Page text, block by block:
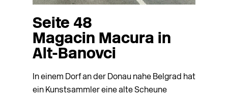
Seite 48
Magacin Macura in
Alt-Banovci
In einem Dorf an der Donau nahe Belgrad hat
ein Kunstsammler eine alte Scheune